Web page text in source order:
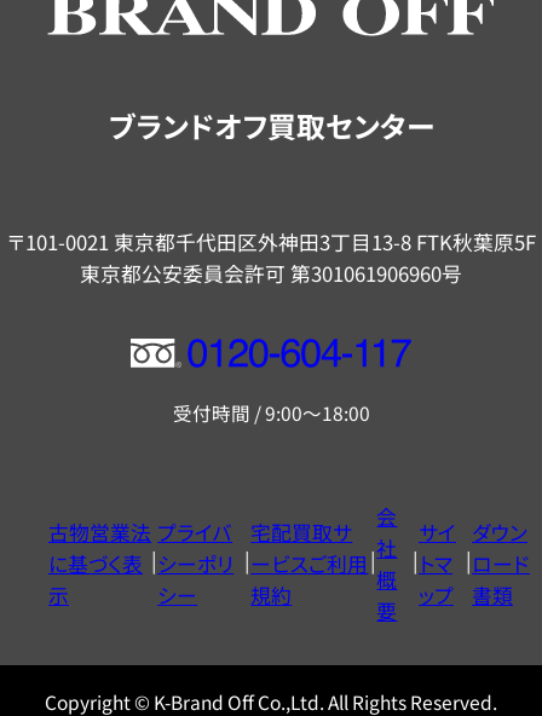
ブランドオフ買取センター
〒101-0021 東京都千代田区外神田3丁目13-8 FTK秋葉原5F
東京都公安委員会許可 第301061906960号
フ
ー
ヤ
ル
0120604117
受付時間 / 9:00～18:00
古物営業法
に基づく表
示
プライバ
シーポリ
シー
宅配買取サ
ービスご利用
規約
会
社
概
要
サイ
トマ
ップ
ダウン
ロード
書類
Copyright © K-Brand Off Co.,Ltd. All Rights Reserved.